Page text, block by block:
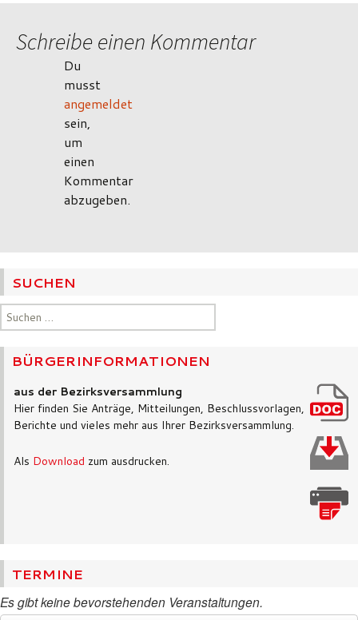
Schreibe einen Kommentar
Du
musst
angemeldet
sein,
um
einen
Kommentar
abzugeben.
SUCHEN
Suchen
nach:
BÜRGERINFORMATIONEN
aus der Bezirksversammlung
Hier finden Sie Anträge, Mitteilungen, Beschlussvorlagen,
Berichte und vieles mehr aus Ihrer Bezirksversammlung.
Als Download zum ausdrucken.
TERMINE
Es gibt keine bevorstehenden Veranstaltungen.